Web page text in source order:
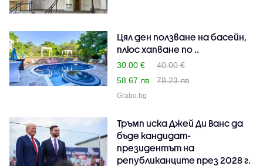
Цял ден ползване на басейн,
плюс хапване по ..
30.00 €
40.00 €
58.67 лв
78.23 лв
Grabo.bg
Тръмп иска Джей Ди Ванс да
бъде кандидат-
президентът на
републиканците през 2028 г.